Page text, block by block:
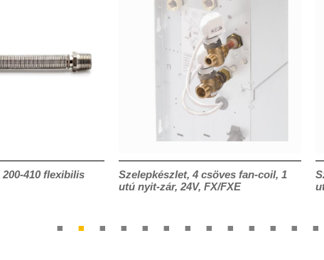
410 flexibilis
Szelepkészlet, 4 csöves fan-coil, 1
utú nyit-zár, 24V, FX/FXE